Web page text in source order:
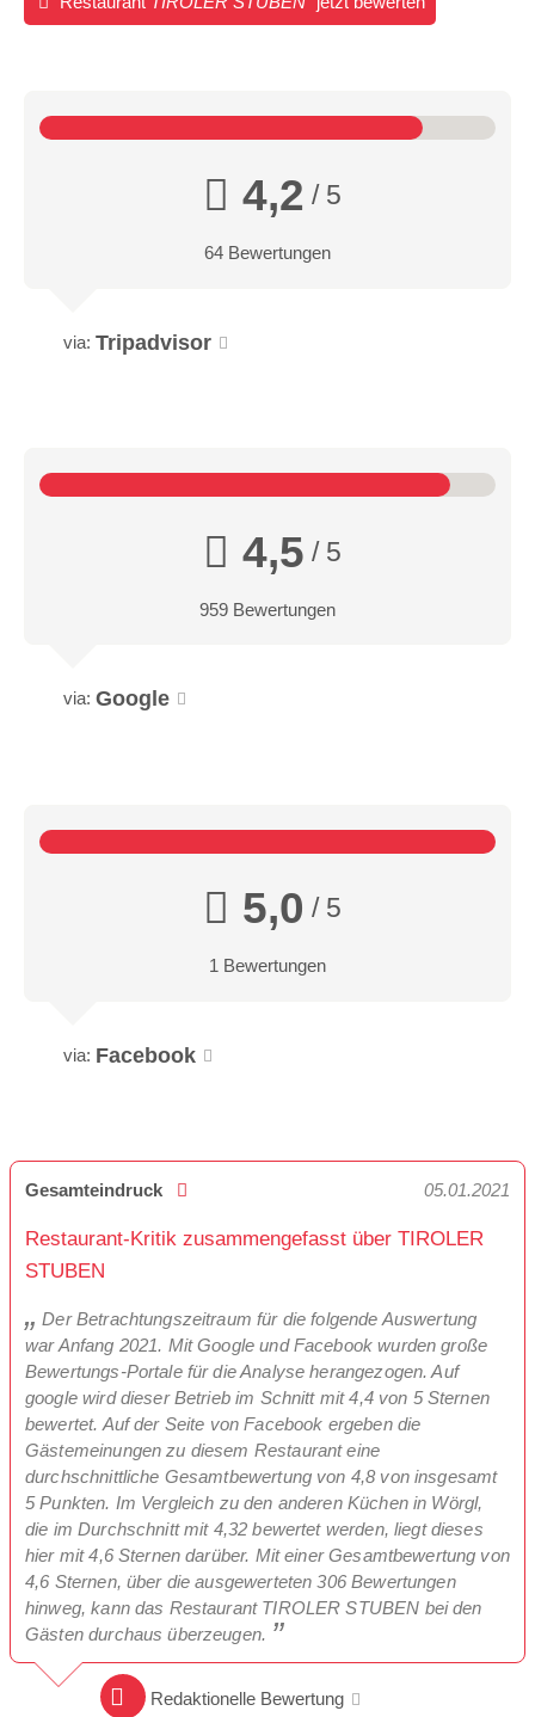
4,2 / 5
64 Bewertungen
via: Tripadvisor
4,5 / 5
959 Bewertungen
via: Google
5,0 / 5
1 Bewertungen
via: Facebook
Gesamteindruck 05.01.2021
Restaurant-Kritik zusammengefasst über TIROLER
STUBEN
Der Betrachtungszeitraum für die folgende Auswertung
war Anfang 2021. Mit Google und Facebook wurden große
Bewertungs-Portale für die Analyse herangezogen. Auf
google wird dieser Betrieb im Schnitt mit 4,4 von 5 Sternen
bewertet. Auf der Seite von Facebook ergeben die
Gästemeinungen zu diesem Restaurant eine
durchschnittliche Gesamtbewertung von 4,8 von insgesamt
5 Punkten. Im Vergleich zu den anderen Küchen in Wörgl,
die im Durchschnitt mit 4,32 bewertet werden, liegt dieses
hier mit 4,6 Sternen darüber. Mit einer Gesamtbewertung von
4,6 Sternen, über die ausgewerteten 306 Bewertungen
hinweg, kann das Restaurant TIROLER STUBEN bei den
Gästen durchaus überzeugen.
Redaktionelle Bewertung